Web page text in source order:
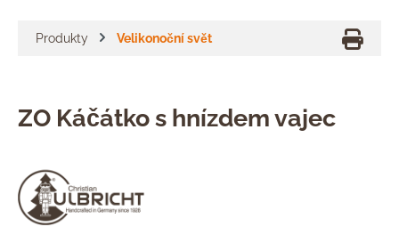
Produkty Velikonoční svět
ZO Káčátko s hnízdem vajec